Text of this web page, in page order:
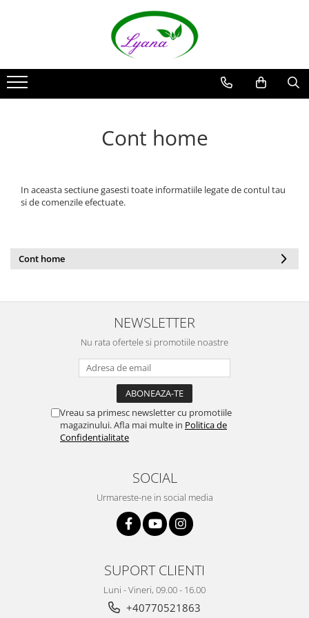
Sticlute rollon si creioane
aromaterapie
Sticlute pentru parfum
Borcane pentru creme si sticlute
Cont home
In aceasta sectiune gasesti toate informatiile legate de contul tau
si de comenzile efectuate.
Cont home
NEWSLETTER
Nu rata ofertele si promotiile noastre
Vreau sa primesc newsletter cu promotiile
magazinului. Afla mai multe in Politica de
Confidentialitate
SOCIAL
Urmareste-ne in social media
SUPORT CLIENTI
Luni - Vineri, 09.00 - 16.00
+40770521863